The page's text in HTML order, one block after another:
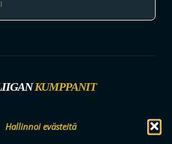
Hallinnoi evästeitä
KUMPPANIT